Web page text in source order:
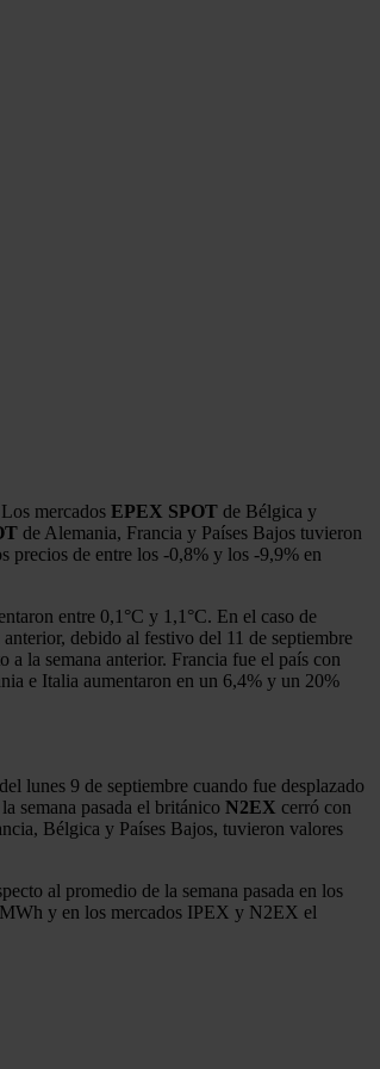
mercados EPEX SPOT de Bélgica y
de Alemania, Francia y Países Bajos tuvieron
precios de entre los ‑0,8% y los ‑9,9% en
entre 0,1°C y 1,1°C. En el caso de
debido al festivo del 11 de septiembre
la semana anterior. Francia fue el país con
e Italia aumentaron en un 6,4% y un 20%
lunes 9 de septiembre cuando fue desplazado
semana pasada el británico N2EX cerró con
Bélgica y Países Bajos, tuvieron valores
al promedio de la semana pasada en los
y en los mercados IPEX y N2EX el